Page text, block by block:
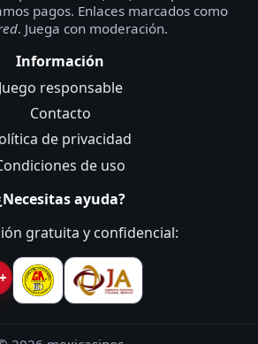
pagos. Enlaces marcados como
. Juega con moderación.
Información
Juego responsable
Contacto
de privacidad
de uso
ayuda?
gratuita y confidencial: